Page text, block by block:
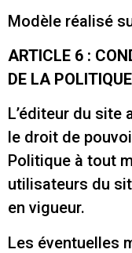
Modèle réalisé
ARTICLE 6 :
DE LA
L’éditeur du
le droit de
Politique à tout
utilisateurs du
en vigueur.
Les éventuelles